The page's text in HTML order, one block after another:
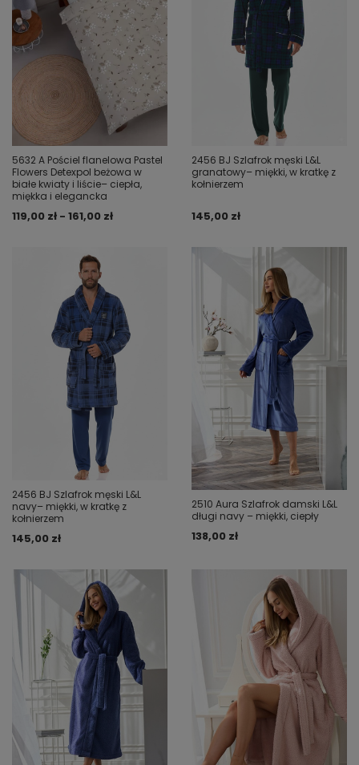
5632 A Pościel flanelowa Pastel
Flowers Detexpol beżowa w
białe kwiaty i liście– ciepła,
miękka i elegancka
119,00 zł - 161,00 zł
2456 BJ Szlafrok męski L&L
granatowy– miękki, w kratkę z
kołnierzem
145,00 zł
2456 BJ Szlafrok męski L&L
navy– miękki, w kratkę z
kołnierzem
145,00 zł
2510 Aura Szlafrok damski L&L
długi navy – miękki, ciepły
138,00 zł